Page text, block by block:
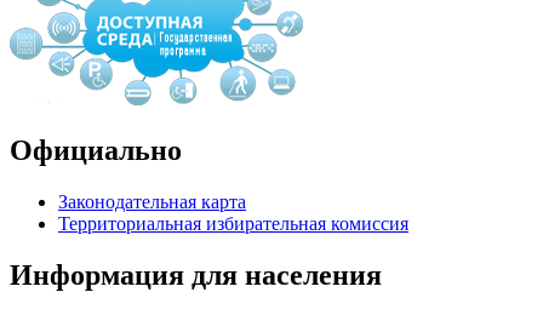
Официально
Законодательная карта
Территориальная избирательная комиссия
Информация для населения